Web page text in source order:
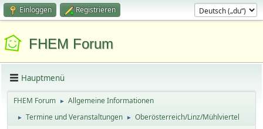
Einloggen Registrieren
FHEM Forum
Hauptmenü
FHEM Forum ► Allgemeine Informationen
► Termine und Veranstaltungen ► Oberösterreich/Linz/Mühlviertel